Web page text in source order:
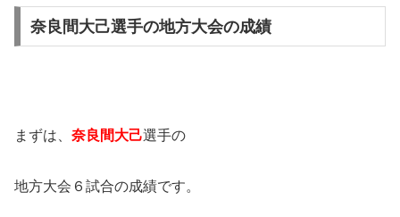
奈良間大己選手の地方大会の成績
まずは、 奈良間大己選手の
地方大会６試合の成績です。